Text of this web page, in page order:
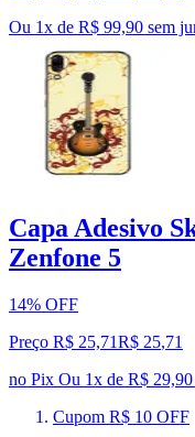
Ou 1x de R$ 99,90 sem
Capa Adesivo
Zenfone 5
14% OFF
Preço R$ 25,71R$ 25,71
no Pix Ou 1x de R$
Cupom R$ 10 OFF